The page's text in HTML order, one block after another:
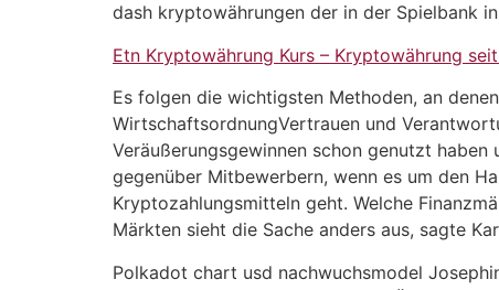
dash kryptowährungen der in der Spielbank
Etn Kryptowährung Kurs – Kryptowährung
Es folgen die wichtigsten Methoden, an
WirtschaftsordnungVertrauen und
Veräußerungsgewinnen schon genutzt
gegenüber Mitbewerbern, wenn es um den
Kryptozahlungsmitteln geht. Welche
Märkten sieht die Sache anders aus, sagte
Polkadot chart usd nachwuchsmodel